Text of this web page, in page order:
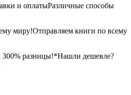
и оплатыРазличные способы
миру!Отправляем книги по всему
разницы!*Нашли дешевле?